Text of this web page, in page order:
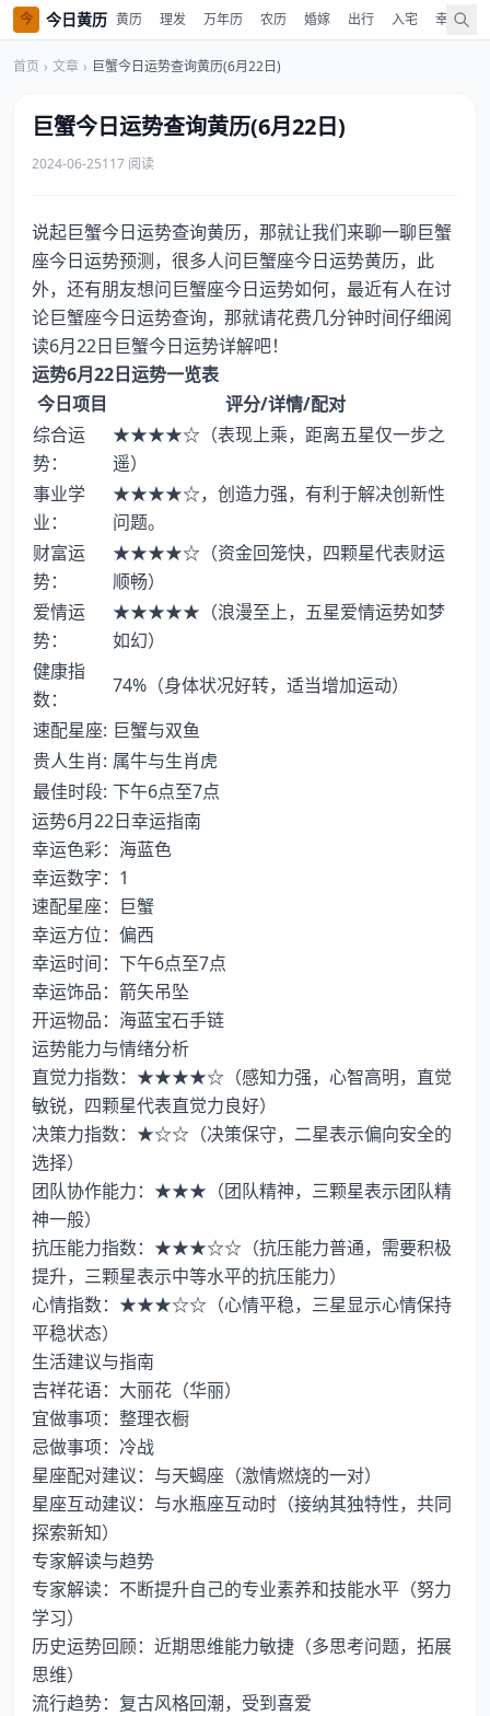
今 今日黄历 黄历 理发 万年历 农历 婚嫁 出行 入宅 幸运色
首页 › 文章 › 巨蟹今日运势查询黄历(6月22日)
巨蟹今日运势查询黄历(6月22日)
2024-06-25117 阅读
说起巨蟹今日运势查询黄历，那就让我们来聊一聊巨蟹
座今日运势预测，很多人问巨蟹座今日运势黄历，此
外，还有朋友想问巨蟹座今日运势如何，最近有人在讨
论巨蟹座今日运势查询，那就请花费几分钟时间仔细阅
读6月22日巨蟹今日运势详解吧！
运势6月22日运势一览表
今日项目
评分/详情/配对
综合运
势：
★★★★☆（表现上乘，距离五星仅一步之
遥）
事业学
业：
★★★★☆，创造力强，有利于解决创新性
问题。
财富运
势：
★★★★☆（资金回笼快，四颗星代表财运
顺畅）
爱情运
势：
★★★★★（浪漫至上，五星爱情运势如梦
如幻）
健康指
数：
74%（身体状况好转，适当增加运动）
速配星座: 巨蟹与双鱼
贵人生肖: 属牛与生肖虎
最佳时段: 下午6点至7点
运势6月22日幸运指南
幸运色彩：海蓝色
幸运数字：1
速配星座：巨蟹
幸运方位：偏西
幸运时间：下午6点至7点
幸运饰品：箭矢吊坠
开运物品：海蓝宝石手链
运势能力与情绪分析
直觉力指数：★★★★☆（感知力强，心智高明，直觉
敏锐，四颗星代表直觉力良好）
决策力指数：★☆☆（决策保守，二星表示偏向安全的
选择）
团队协作能力：★★★（团队精神，三颗星表示团队精
神一般）
抗压能力指数：★★★☆☆（抗压能力普通，需要积极
提升，三颗星表示中等水平的抗压能力）
心情指数：★★★☆☆（心情平稳，三星显示心情保持
平稳状态）
生活建议与指南
吉祥花语：大丽花（华丽）
宜做事项：整理衣橱
忌做事项：冷战
星座配对建议：与天蝎座（激情燃烧的一对）
星座互动建议：与水瓶座互动时（接纳其独特性，共同
探索新知）
专家解读与趋势
专家解读：不断提升自己的专业素养和技能水平（努力
学习）
历史运势回顾：近期思维能力敏捷（多思考问题，拓展
思维）
流行趋势：复古风格回潮，受到喜爱